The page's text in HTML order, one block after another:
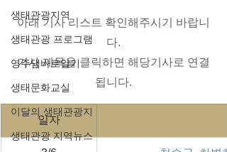
생태관광지역
생태관광 프로그램
영주댐바로알기
생태문화교실
이달의 생태관광지
생태관광 지역뉴스
아래 기사 리스트 확인해주시기 바랍니
다.
기사 제목을 클릭하면 해당기사로 연결
됩니다.
일자